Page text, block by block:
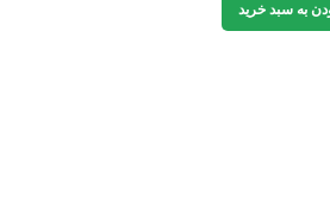
به سبد خرید